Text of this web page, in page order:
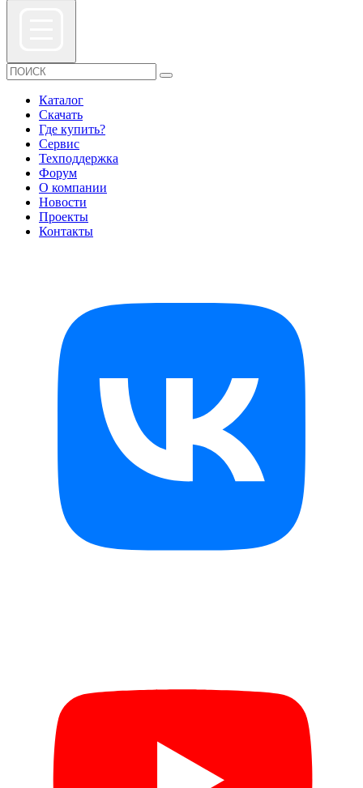
Каталог
Скачать
Где купить?
Сервис
Техподдержка
Форум
О компании
Новости
Проекты
Контакты